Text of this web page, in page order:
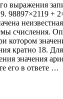
выражения
98897×2119 +
счисления.
котором
кратно 18.
значения
его в ответе …